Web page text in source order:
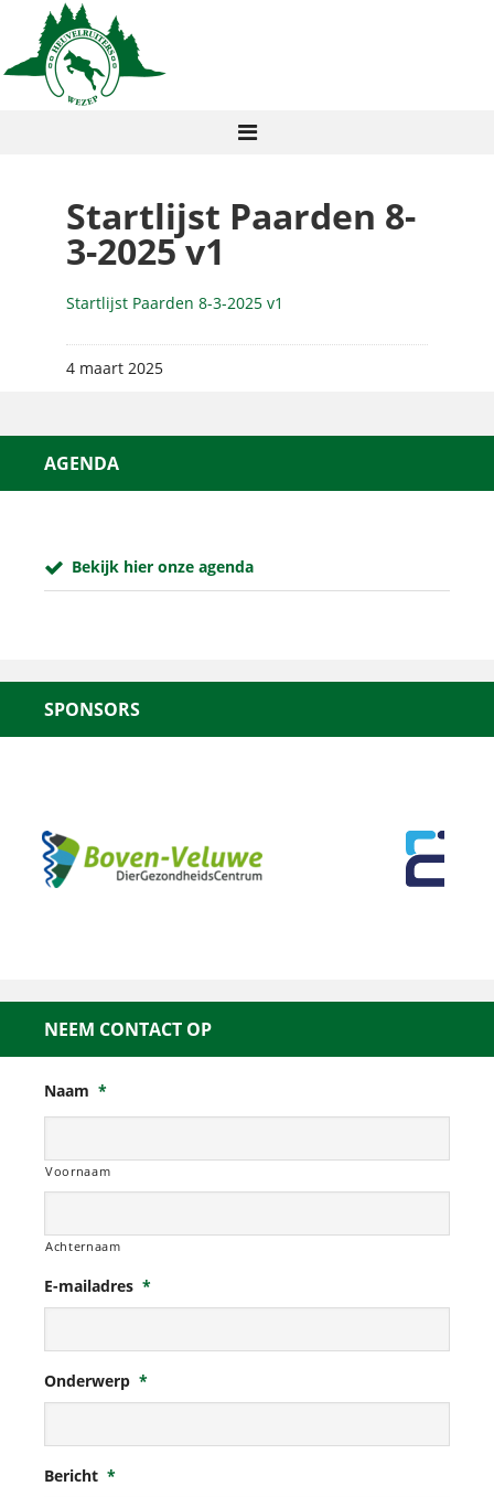
Startlijst Paarden 8-
3-2025 v1
Startlijst Paarden 8-3-2025 v1
4 maart 2025
AGENDA
Bekijk hier onze agenda
SPONSORS
NEEM CONTACT OP
Naam *
Voornaam
Achternaam
E-mailadres *
Onderwerp *
Bericht *